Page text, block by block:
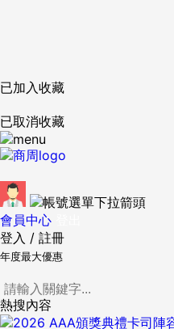
已加入收藏
已取消收藏
會員中心
登入 / 註冊
年度最大優惠
熱搜內容